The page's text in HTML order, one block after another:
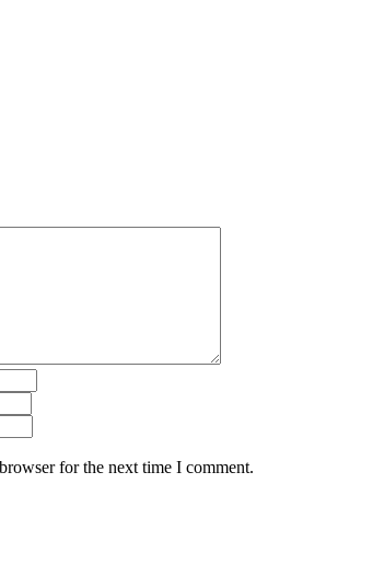
for the next time I comment.